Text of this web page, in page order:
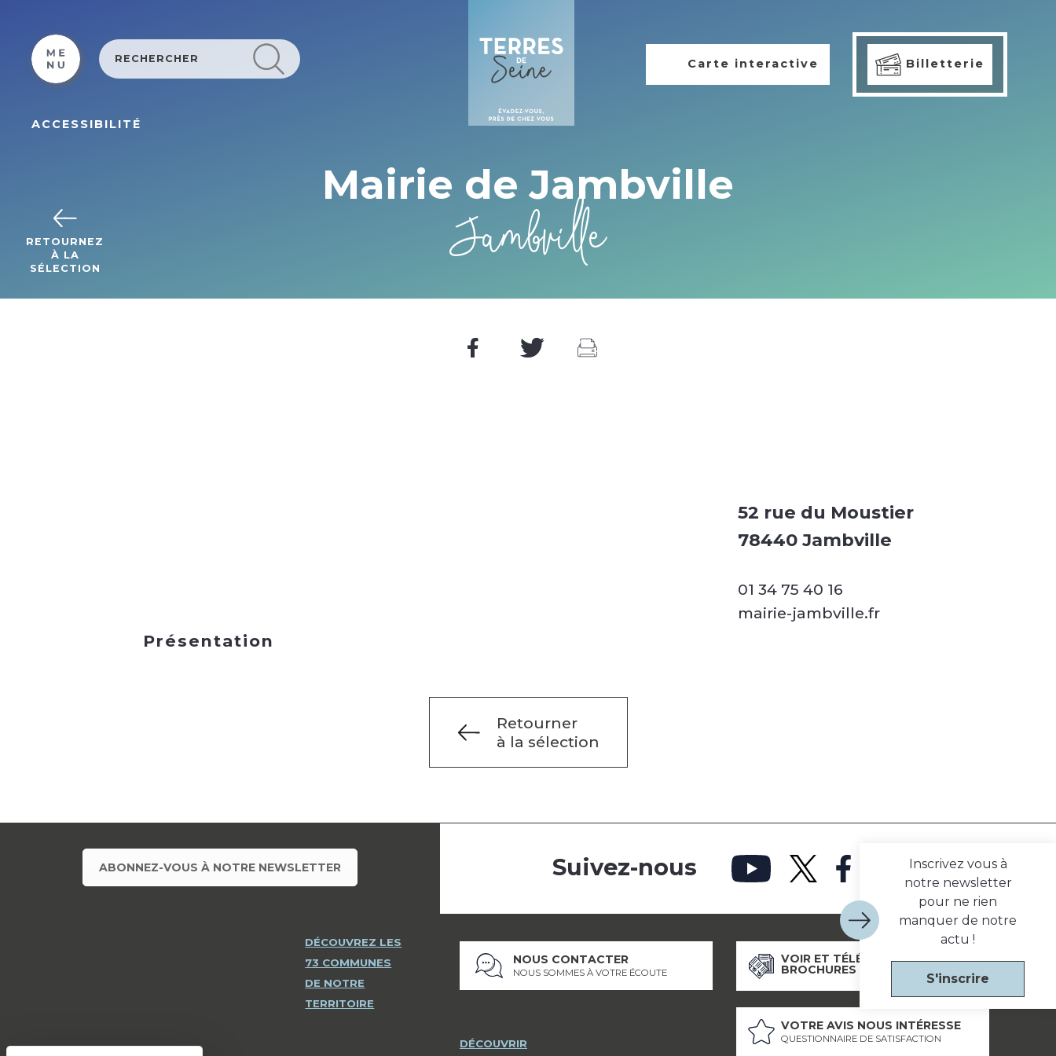
ACCESSIBILITÉ
Carte interactive Billetterie
RETOURNEZ
À LA
SÉLECTION
Mairie de Jambville
Jambville
52 rue du Moustier
78440 Jambville
01 34 75 40 16
mairie-jambville.fr
Présentation
Retourner
à la sélection
Inscrivez vous à
notre newsletter
pour ne rien
manquer de notre
actu !
S'inscrire
ABONNEZ-VOUS À NOTRE NEWSLETTER
DÉCOUVREZ LES
73 COMMUNES
DE NOTRE
TERRITOIRE
Suivez-nous
NOUS CONTACTER
NOUS SOMMES À VOTRE ÉCOUTE
DÉCOUVRIR
VOIR ET TÉLÉCHARGER NOS
BROCHURES
VOTRE AVIS NOUS INTÉRESSE
QUESTIONNAIRE DE SATISFACTION